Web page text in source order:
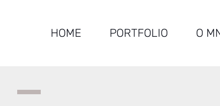
HOME PORTFOLIO O